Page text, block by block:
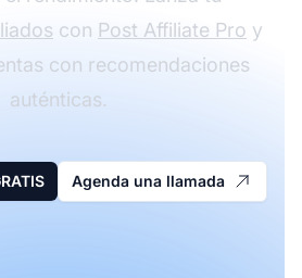
con Post Affiliate Pro y
con recomendaciones
auténticas.
Agenda una llamada